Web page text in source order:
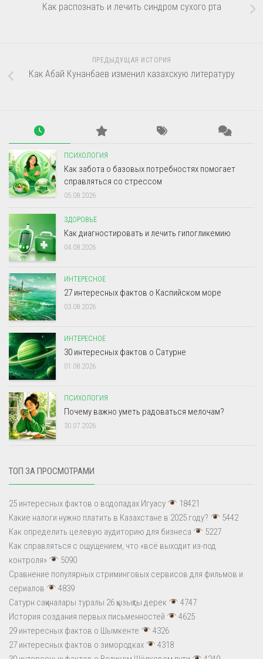
Как распознать и лечить синдром сухого рта
ПРЕДЫДУЩАЯ ИСТОРИЯ
Как Абай Кунанбаев изменил казахскую литературу
ПСИХОЛОГИЯ
Как забота о базовых потребностях помогает
справляться со стрессом
05.08.2026
ЗДОРОВЬЕ
Как диагностировать и лечить гипогликемию
04.08.2026
ИНТЕРЕСНОЕ
27 интересных фактов о Каспийском море
03.08.2026
ИНТЕРЕСНОЕ
30 интересных фактов о Сатурне
01.08.2026
ПСИХОЛОГИЯ
Почему важно уметь радоваться мелочам?
30.07.2026
ТОП ЗА ПРОСМОТРАМИ
25 интересных фактов о водопадах Игуасу
18421
Какие налоги нужно платить в Казахстане в 2025 году?
5442
Как определить целевую аудиторию для бизнеса
5227
Как справляться с ощущением, что «всё выходит из-под
контроля»
5090
Сравнение популярных стриминговых сервисов для фильмов и
сериалов
4839
Сатурн сақиналары туралы 26 қызықты дерек
4747
История создания первых письменностей
4625
29 интересных фактов о Шымкенте
4326
27 интересных фактов о зимородках
4318